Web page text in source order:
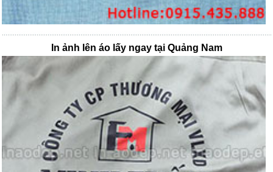
In ảnh lên áo lấy ngay tại Quảng Nam